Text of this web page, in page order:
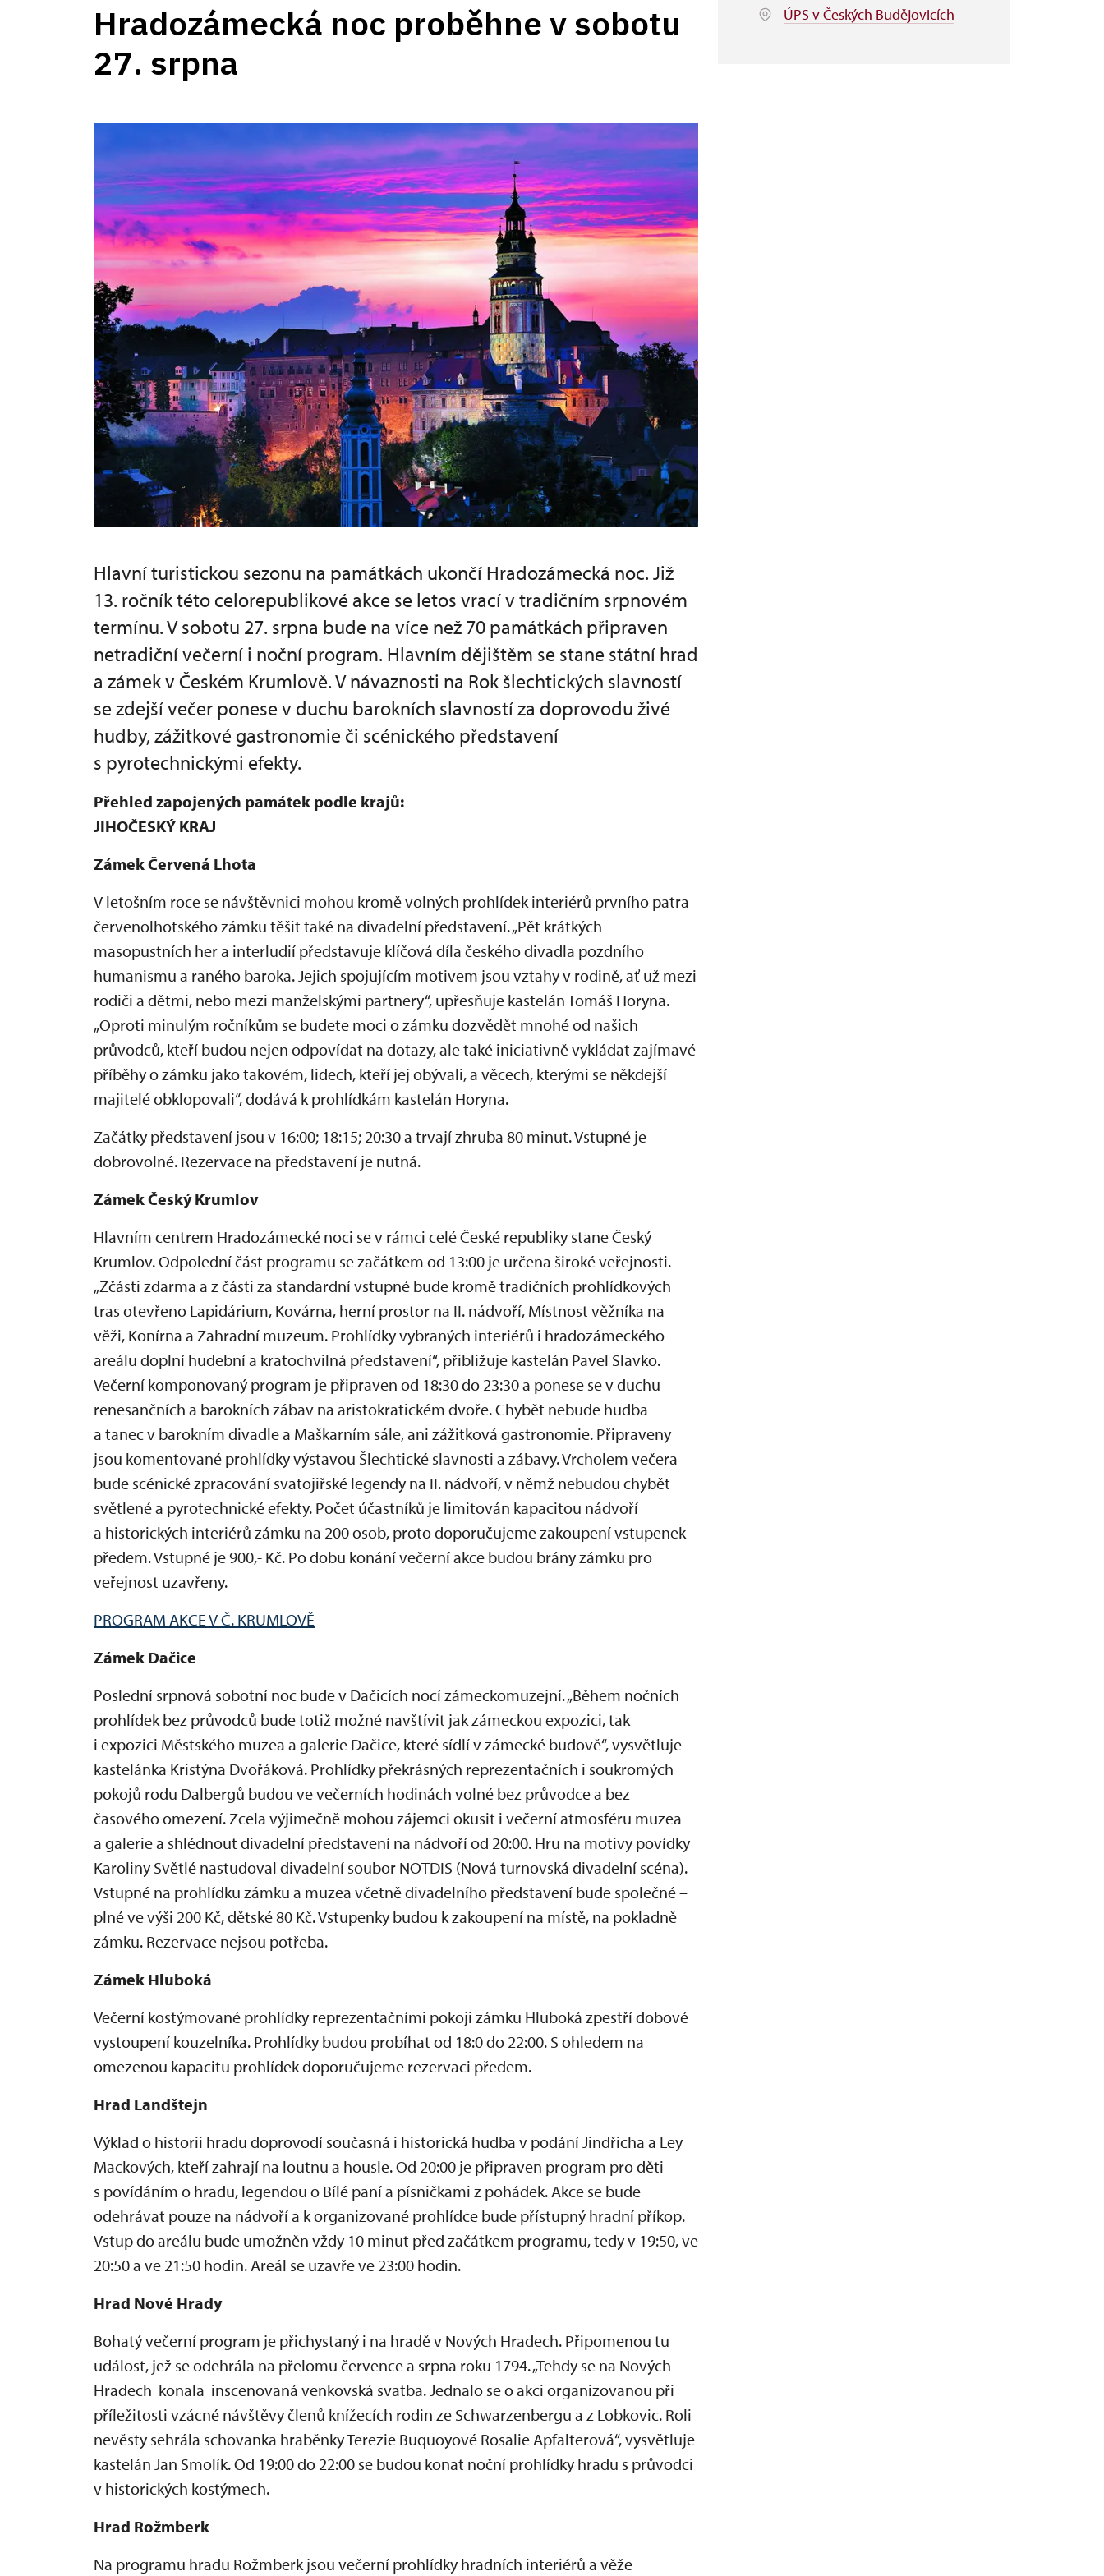
Hradozámecká noc proběhne v sobotu
27. srpna
Hlavní turistickou sezonu na památkách ukončí Hradozámecká noc. Již
13. ročník této celorepublikové akce se letos vrací v tradičním srpnovém
termínu. V sobotu 27. srpna bude na více než 70 památkách připraven
netradiční večerní i noční program. Hlavním dějištěm se stane státní hrad
a zámek v Českém Krumlově. V návaznosti na Rok šlechtických slavností
se zdejší večer ponese v duchu barokních slavností za doprovodu živé
hudby, zážitkové gastronomie či scénického představení
s pyrotechnickými efekty.
Přehled zapojených památek podle krajů:
JIHOČESKÝ KRAJ
Zámek Červená Lhota
V letošním roce se návštěvnici mohou kromě volných prohlídek interiérů prvního patra
červenolhotského zámku těšit také na divadelní představení. „Pět krátkých
masopustních her a interludií představuje klíčová díla českého divadla pozdního
humanismu a raného baroka. Jejich spojujícím motivem jsou vztahy v rodině, ať už mezi
rodiči a dětmi, nebo mezi manželskými partnery“, upřesňuje kastelán Tomáš Horyna.
„Oproti minulým ročníkům se budete moci o zámku dozvědět mnohé od našich
průvodců, kteří budou nejen odpovídat na dotazy, ale také iniciativně vykládat zajímavé
příběhy o zámku jako takovém, lidech, kteří jej obývali, a věcech, kterými se někdejší
majitelé obklopovali“, dodává k prohlídkám kastelán Horyna.
Začátky představení jsou v 16:00; 18:15; 20:30 a trvají zhruba 80 minut. Vstupné je
dobrovolné. Rezervace na představení je nutná.
Zámek Český Krumlov
Hlavním centrem Hradozámecké noci se v rámci celé České republiky stane Český
Krumlov. Odpolední část programu se začátkem od 13:00 je určena široké veřejnosti.
„Zčásti zdarma a z části za standardní vstupné bude kromě tradičních prohlídkových
tras otevřeno Lapidárium, Kovárna, herní prostor na II. nádvoří, Místnost věžníka na
věži, Konírna a Zahradní muzeum. Prohlídky vybraných interiérů i hradozámeckého
areálu doplní hudební a kratochvilná představení“, přibližuje kastelán Pavel Slavko.
Večerní komponovaný program je připraven od 18:30 do 23:30 a ponese se v duchu
renesančních a barokních zábav na aristokratickém dvoře. Chybět nebude hudba
a tanec v barokním divadle a Maškarním sále, ani zážitková gastronomie. Připraveny
jsou komentované prohlídky výstavou Šlechtické slavnosti a zábavy. Vrcholem večera
bude scénické zpracování svatojiřské legendy na II. nádvoří, v němž nebudou chybět
světlené a pyrotechnické efekty. Počet účastníků je limitován kapacitou nádvoří
a historických interiérů zámku na 200 osob, proto doporučujeme zakoupení vstupenek
předem. Vstupné je 900,- Kč. Po dobu konání večerní akce budou brány zámku pro
veřejnost uzavřeny.
PROGRAM AKCE V Č. KRUMLOVĚ
Zámek Dačice
Poslední srpnová sobotní noc bude v Dačicích nocí zámeckomuzejní. „Během nočních
prohlídek bez průvodců bude totiž možné navštívit jak zámeckou expozici, tak
i expozici Městského muzea a galerie Dačice, které sídlí v zámecké budově“, vysvětluje
kastelánka Kristýna Dvořáková. Prohlídky překrásných reprezentačních i soukromých
pokojů rodu Dalbergů budou ve večerních hodinách volné bez průvodce a bez
časového omezení. Zcela výjimečně mohou zájemci okusit i večerní atmosféru muzea
a galerie a shlédnout divadelní představení na nádvoří od 20:00. Hru na motivy povídky
Karoliny Světlé nastudoval divadelní soubor NOTDIS (Nová turnovská divadelní scéna).
Vstupné na prohlídku zámku a muzea včetně divadelního představení bude společné –
plné ve výši 200 Kč, dětské 80 Kč. Vstupenky budou k zakoupení na místě, na pokladně
zámku. Rezervace nejsou potřeba.
Zámek Hluboká
Večerní kostýmované prohlídky reprezentačními pokoji zámku Hluboká zpestří dobové
vystoupení kouzelníka. Prohlídky budou probíhat od 18:0 do 22:00. S ohledem na
omezenou kapacitu prohlídek doporučujeme rezervaci předem.
Hrad Landštejn
Výklad o historii hradu doprovodí současná i historická hudba v podání Jindřicha a Ley
Mackových, kteří zahrají na loutnu a housle. Od 20:00 je připraven program pro děti
s povídáním o hradu, legendou o Bílé paní a písničkami z pohádek. Akce se bude
odehrávat pouze na nádvoří a k organizované prohlídce bude přístupný hradní příkop.
Vstup do areálu bude umožněn vždy 10 minut před začátkem programu, tedy v 19:50, ve
20:50 a ve 21:50 hodin. Areál se uzavře ve 23:00 hodin.
Hrad Nové Hrady
Bohatý večerní program je přichystaný i na hradě v Nových Hradech. Připomenou tu
událost, jež se odehrála na přelomu července a srpna roku 1794. „Tehdy se na Nových
Hradech konala inscenovaná venkovská svatba. Jednalo se o akci organizovanou při
příležitosti vzácné návštěvy členů knížecích rodin ze Schwarzenbergu a z Lobkovic. Roli
nevěsty sehrála schovanka hraběnky Terezie Buquoyové Rosalie Apfalterová“, vysvětluje
kastelán Jan Smolík. Od 19:00 do 22:00 se budou konat noční prohlídky hradu s průvodci
v historických kostýmech.
Hrad Rožmberk
Na programu hradu Rožmberk jsou večerní prohlídky hradních interiérů a věže
ÚPS v Českých Budějovicích